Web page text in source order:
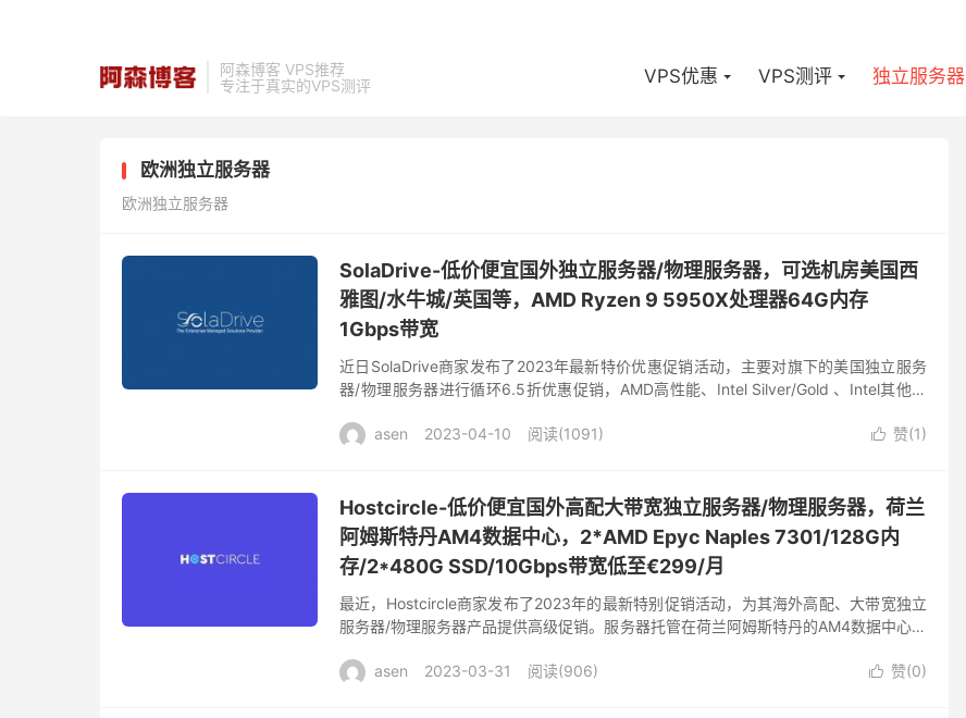
阿森博客 VPS推荐
专注于真实的VPS测评
VPS优惠 VPS测评 独立服务器
欧洲独立服务器
欧洲独立服务器
SolaDrive-低价便宜国外独立服务器/物理服务器，可选机房美国西
雅图/水牛城/英国等，AMD Ryzen 9 5950X处理器64G内存
1Gbps带宽
近日SolaDrive商家发布了2023年最新特价优惠促销活动，主要对旗下的美国独立服务
器/物理服务器进行循环6.5折优惠促销，AMD高性能、Intel Silver/Gold 、Intel其他高
 赞(1)
asen 2023-04-10 阅读(1091)
Hostcircle-低价便宜国外高配大带宽独立服务器/物理服务器，荷兰
阿姆斯特丹AM4数据中心，2*AMD Epyc Naples 7301/128G内
存/2*480G SSD/10Gbps带宽低至€299/月
最近，Hostcircle商家发布了2023年的最新特别促销活动，为其海外高配、大带宽独立
服务器/物理服务器产品提供高级促销。服务器托管在荷兰阿姆斯特丹的AM4数据中心，
 赞(0)
asen 2023-03-31 阅读(906)